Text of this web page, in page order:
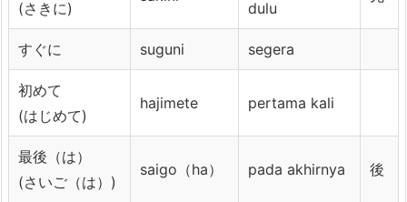
(さきに) dulu
すぐに suguni segera
初めて
(はじめて)
hajimete pertama kali
最後（は）
(さいご（は）)
saigo（ha） pada akhirnya 後